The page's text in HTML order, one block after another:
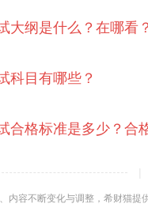
大纲是什么？在哪看？
科目有哪些？
合格标准是多少？合
内容不断变化与调整，希财猫提